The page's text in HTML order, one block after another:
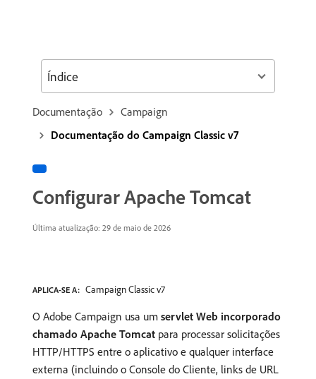
Documentação
Campaign
Documentação do Campaign Classic v7
Configurar Apache Tomcat
Última atualização: 29 de maio de 2026
APLICA-SE A: Campaign Classic v7
O Adobe Campaign usa um servlet Web incorporado
chamado Apache Tomcat para processar solicitações
HTTP/HTTPS entre o aplicativo e qualquer interface
externa (incluindo o Console do Cliente, links de URL
Índice